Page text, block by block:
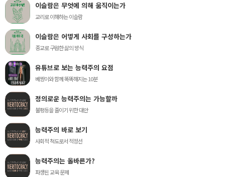
이슬람은 무엇에 의해 움직이는가
교리로 이해하는 이슬람
이슬람은 어떻게 사회를 구성하는가
종교로 구원한 삶의 방식
유튜브로 보는 능력주의 요점
베짱이와 함께 똑똑해지는 10분
정의로운 능력주의는 가능할까
불평등을 줄이기 위한 대안
능력주의 바로 보기
사회적 척도로서 적정선
능력주의는 올바른가?
파생된 교육 문제